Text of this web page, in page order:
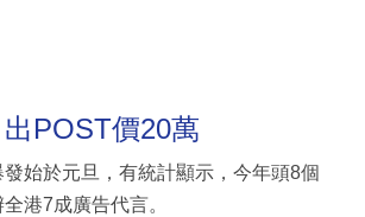
POST價20萬
始於元旦，有統計顯示，今年頭8個
港7成廣告代言。